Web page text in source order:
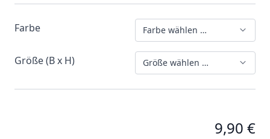
Farbe Farbe wählen …
Größe (B x H) Größe wählen …
9,90 €